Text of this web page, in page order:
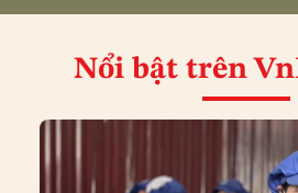
Nổi bật trên